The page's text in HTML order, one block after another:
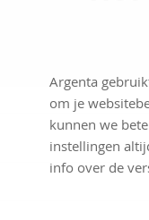
Argenta
om je
kunnen we
instellingen
info over de